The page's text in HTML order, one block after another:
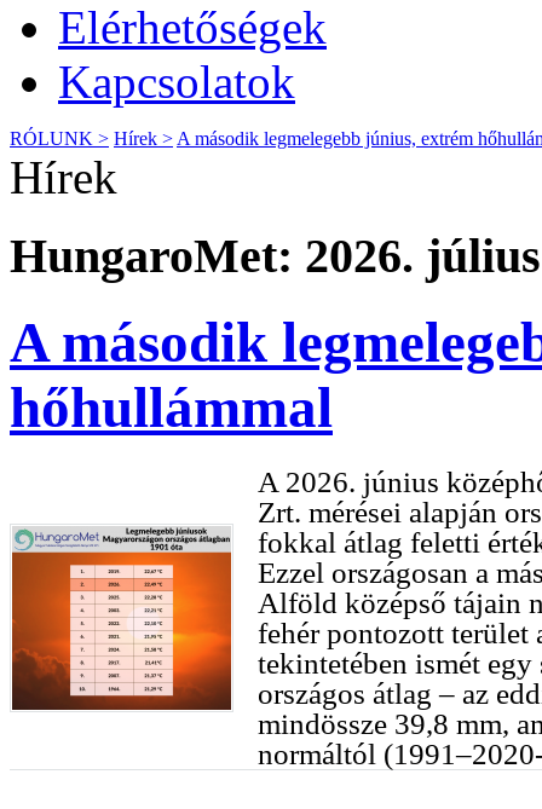
Elérhetőségek
Kapcsolatok
RÓLUNK > Hírek > A második legmelegebb június, extrém
Hírek
HungaroMet: 2026.
A második
hőhullámmal
A 2026. június
Zrt. mérései alapján
fokkal átlag feletti
Ezzel országosan a
Alföld középső tájain
fehér pontozott terület
tekintetében ismét
országos átlag – az
mindössze 39,8 mm,
normáltól